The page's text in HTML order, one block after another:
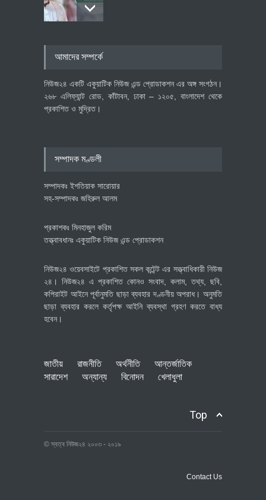
আমাদের সম্পর্কে
নিউজ২৪ একটি একুয়াটিক নিউজ এন্ড প্রোডাকশন এর অঙ্গ সংগঠন।
২৬৮ এলিফ্যান্ট রোড, কাঁটাবন, ঢাকা – ১২০৫, বাংলাদেশ থেকে
প্রকাশিত ও মুদ্রিত।
সম্পাদক মণ্ডলী
সম্পাদকঃ ইশতিয়াক সারোয়ার
সহ-সম্পাদকঃ জহিরুল আলম
প্রকাশকঃ মিনহাজুল করিম
তত্ত্বাবধানঃ একুয়াটিক নিউজ এন্ড প্রোডাকশন
নিউজ২৪ ওয়েবসাইটে প্রকাশিত সকল কন্টেন্ট এর সত্ত্বাধিকারী নিউজ
২৪। নিউজ২৪ এ প্রকাশিত কোনও সংবাদ, কলাম, তথ্য, ছবি,
কপিরাইট আইনে পূর্বানুমতি ছাড়া ব্যবহার দণ্ডনীয় অপরাধ। অনুমতি
ছাড়া ব্যবহার করলে কর্তৃপক্ষ আইনি ব্যবস্থা গ্রহণ করতে বাধ্য
হবেন।
জাতীয় রাজনীতি অর্থনীতি
আন্তর্জাতিক
সারাদেশ
অন্যান্য বিনোদন খেলাধুলা
Top
© স্বত্ব নিউজ২৪ ২০০৩ - ২০১৯
Contact Us